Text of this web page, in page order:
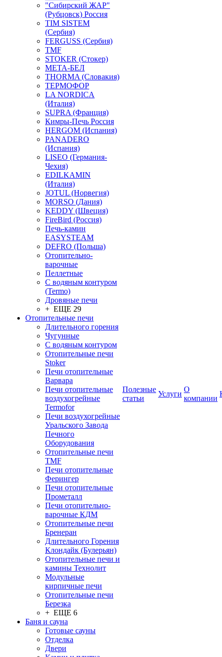
"Сибирский ЖАР"
(Рубцовск) Россия
TIM SISTEM
(Сербия)
FERGUSS (Сербия)
TMF
STOKER (Стокер)
МЕТА-БЕЛ
THORMA (Словакия)
ТЕРМОФОР
LA NORDICA
(Италия)
SUPRA (Франция)
Кимры-Печь Россия
HERGOM (Испания)
PANADERO
(Испания)
LISEO (Германия-
Чехия)
EDILKAMIN
(Италия)
JOTUL (Норвегия)
MORSO (Дания)
KEDDY (Швеция)
FireBird (Россия)
Печь-камин
EASYSTEAM
DEFRO (Польша)
Отопительно-
варочные
Пеллетные
С водяным контуром
(Termo)
Дровяные печи
+ ЕЩЕ 29
Отопительные печи
Длительного горения
Чугунные
C водяным контуром
Отопительные печи
Stoker
Печи отопительные
Варвара
Печи отопительные
воздухогрейные
Termofor
Печи воздухогрейные
Уральского Завода
Печного
Оборудования
Отопительные печи
TMF
Печи отопительные
Ферингер
Печи отопительные
Прометалл
Печи отопительно-
варочные КДМ
Отопительные печи
Бренеран
Длительного Горения
Клондайк (Булерьян)
Отопительные печи и
камины Технолит
Модульные
кирпичные печи
Отопительные печи
Березка
+ ЕЩЕ 6
Баня и сауна
Готовые сауны
Отделка
Двери
Полезные
статьи
Услуги
О
компании